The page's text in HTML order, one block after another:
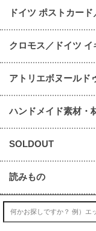
ドイツ ポストカード
クロモス／ドイツ イ
アトリエボヌールド
ハンドメイド素材・
SOLDOUT
読みもの